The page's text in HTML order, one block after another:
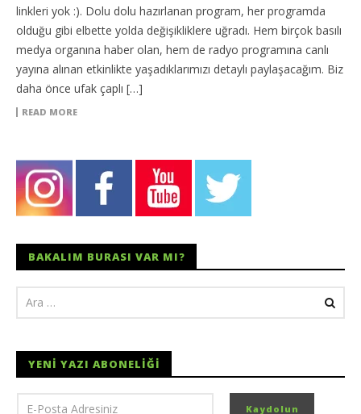
linkleri yok :). Dolu dolu hazırlanan program, her programda
olduğu gibi elbette yolda değişikliklere uğradı. Hem birçok basılı
medya organına haber olan, hem de radyo programına canlı
yayına alınan etkinlikte yaşadıklarımızı detaylı paylaşacağım. Biz
daha önce ufak çaplı […]
READ MORE
BAKALIM BURASI VAR MI?
YENI YAZI ABONELIĞI